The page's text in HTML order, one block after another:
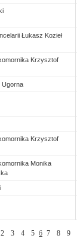
Łukasz Kozieł
Krzysztof
Ugorna
Krzysztof
Monika
2 3 4 5 6 7 8 9